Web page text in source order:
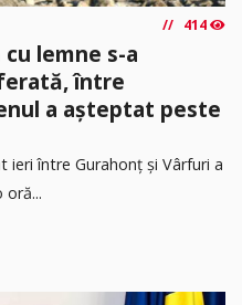
414
lemne s-a
între
a așteptat peste
ieri între Gurahonț și Vârfuri a